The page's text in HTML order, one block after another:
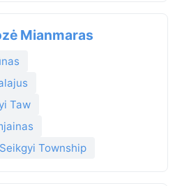
Mianmaras
Taw
Township